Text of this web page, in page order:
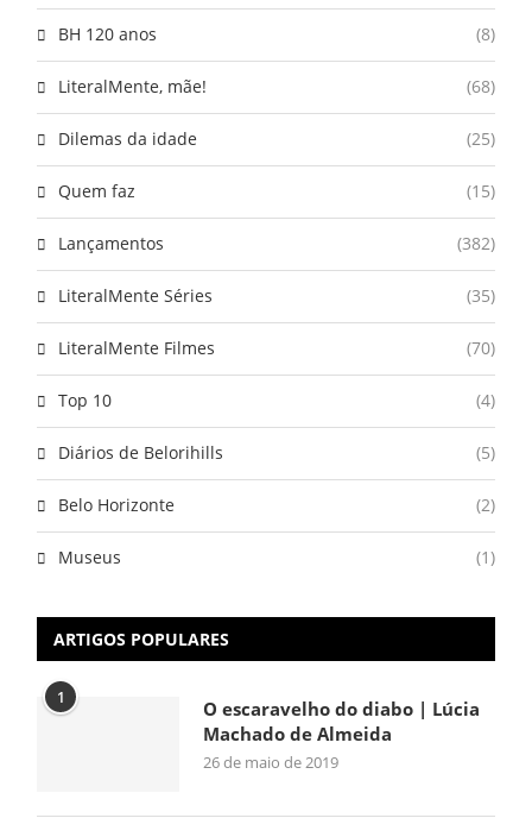
BH 120 anos (8)
LiteralMente, mãe! (68)
Dilemas da idade (25)
Quem faz (15)
Lançamentos (382)
LiteralMente Séries (35)
LiteralMente Filmes (70)
Top 10 (4)
Diários de Belorihills (5)
Belo Horizonte (2)
Museus (1)
ARTIGOS POPULARES
1
O escaravelho do diabo | Lúcia
Machado de Almeida
26 de maio de 2019